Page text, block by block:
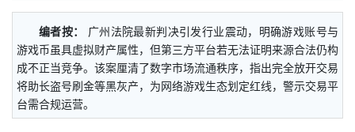
编者按：
广州法院最新判决引发行业震动，明确游戏账号与
游戏币虽具虚拟财产属性，但第三方平台若无法证明来源合法仍构
成不正当竞争。该案厘清了数字市场流通秩序，指出完全放开交易
将助长盗号刷金等黑灰产，为网络游戏生态划定红线，警示交易平
台需合规运营。